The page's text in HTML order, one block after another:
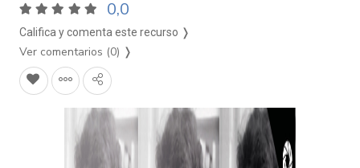
0,0
Califica y comenta este recurso ❭
Ver comentarios (0) ❭